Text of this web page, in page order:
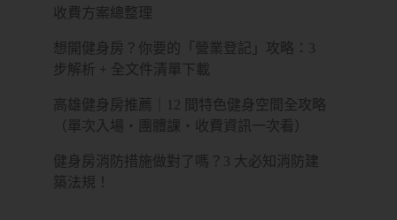
收費方案總整理
想開健身房？你要的「營業登記」攻略：3
步解析 + 全文件清單下載
高雄健身房推薦｜12 間特色健身空間全攻略
（單次入場・團體課・收費資訊一次看）
健身房消防措施做對了嗎？3 大必知消防建
築法規！